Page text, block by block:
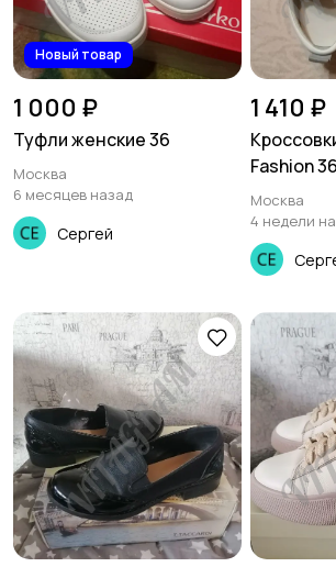
Новый товар
1 000 ₽
Туфли женские 36
Москва
6 месяцев назад
Сергей
1 410 ₽
Fashion 36
Москва
4 недели